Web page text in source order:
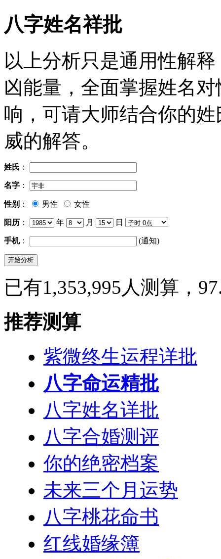
八字姓名祥批
以上分析只是通用性解
凶能量，全面掌握姓名
响，可请大师结合你的
威的解答。
姓氏 ：
名字 ：
性别 ： 男性 女性
阳历 ： 年 月 日
手机： (通知)
已有1,353,995人测算，
推荐测算
紫微终生运程详批
八字命运精批
八字姓名详批
八字合婚测评
你的绝密档案
未来三个月运势
八字桃花命书
红线婚缘簿